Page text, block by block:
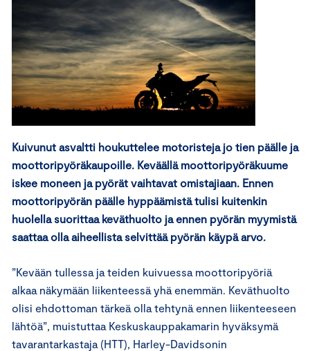
Kuivunut asvaltti houkuttelee motoristeja jo tien päälle ja
moottoripyöräkaupoille. Keväällä moottoripyöräkuume
iskee moneen ja pyörät vaihtavat omistajiaan. Ennen
moottoripyörän päälle hyppäämistä tulisi kuitenkin
huolella suorittaa keväthuolto ja ennen pyörän myymistä
saattaa olla aiheellista selvittää pyörän käypä arvo.
”Kevään tullessa ja teiden kuivuessa moottoripyöriä
alkaa näkymään liikenteessä yhä enemmän. Keväthuolto
olisi ehdottoman tärkeä olla tehtynä ennen liikenteeseen
lähtöä”, muistuttaa Keskuskauppakamarin hyväksymä
tavarantarkastaja (HTT), Harley-Davidsonin